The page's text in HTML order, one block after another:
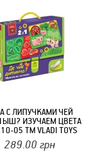
С ЛИПУЧКАМИ ЧЕЙ
ИЗУЧАЕМ ЦВЕТА
05 ТМ VLADI TOYS
289.00 грн